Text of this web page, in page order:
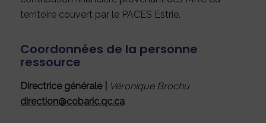
territoire couvert par le PACES Estrie.
Coordonnées de la personne
ressource
Directrice générale |
Véronique Brochu
direction@cobaric.qc.ca